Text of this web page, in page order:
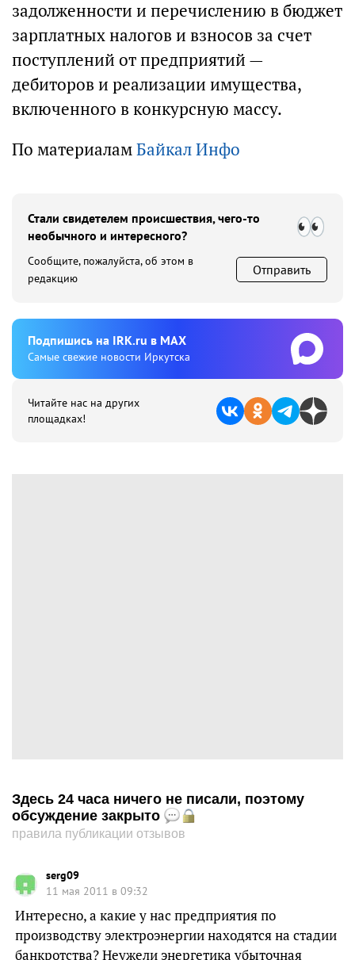
задолженности и перечислению в бюджет
зарплатных налогов и взносов за счет
поступлений от предприятий —
дебиторов и реализации имущества,
включенного в конкурсную массу.
По материаламБайкал Инфо
Стали свидетелем происшествия, чего-то
необычного и интересного?
Сообщите, пожалуйста, об этом в
редакцию
Отправить
Подпишиcь на IRK.ru в MAX
Cамые свежие новости Иркутска
Читайте нас на других
площадках!
Здесь 24 часа ничего не писали, поэтому
обсуждение закрыто
правила публикации отзывов
serg09
11 мая 2011 в 09:32
Интересно, а какие у нас предприятия по
производству электроэнергии находятся на стадии
банкротства? Неужели энергетика убыточная